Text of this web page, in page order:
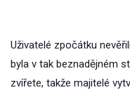
Uživatelé zpočátku
byla v tak beznadějném
zvířete, takže majitelé